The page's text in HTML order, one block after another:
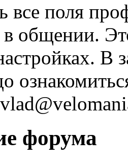
все поля
в общении.
В
форума